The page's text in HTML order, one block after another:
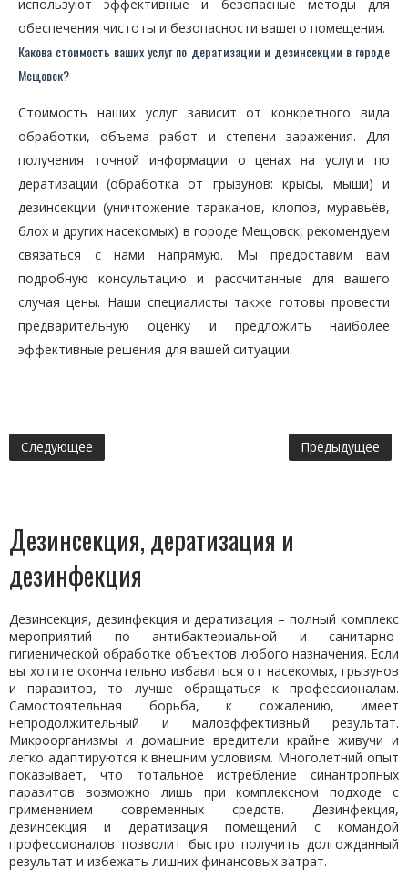
используют эффективные и безопасные методы для
обеспечения чистоты и безопасности вашего помещения.
Какова стоимость ваших услуг по дератизации и дезинсекции в городе
Мещовск?
Стоимость наших услуг зависит от конкретного вида
обработки, объема работ и степени заражения. Для
получения точной информации о ценах на услуги по
дератизации (обработка от грызунов: крысы, мыши) и
дезинсекции (уничтожение тараканов, клопов, муравьёв,
блох и других насекомых) в городе Мещовск, рекомендуем
связаться с нами напрямую. Мы предоставим вам
подробную консультацию и рассчитанные для вашего
случая цены. Наши специалисты также готовы провести
предварительную оценку и предложить наиболее
эффективные решения для вашей ситуации.
Следующее Предыдущее
Дезинсекция, дератизация и
дезинфекция
Дезинсекция, дезинфекция и дератизация – полный комплекс
мероприятий по антибактериальной и санитарно-
гигиенической обработке объектов любого назначения. Если
вы хотите окончательно избавиться от насекомых, грызунов
и паразитов, то лучше обращаться к профессионалам.
Самостоятельная борьба, к сожалению, имеет
непродолжительный и малоэффективный результат.
Микроорганизмы и домашние вредители крайне живучи и
легко адаптируются к внешним условиям. Многолетний опыт
показывает, что тотальное истребление синантропных
паразитов возможно лишь при комплексном подходе с
применением современных средств. Дезинфекция,
дезинсекция и дератизация помещений с командой
профессионалов позволит быстро получить долгожданный
результат и избежать лишних финансовых затрат.